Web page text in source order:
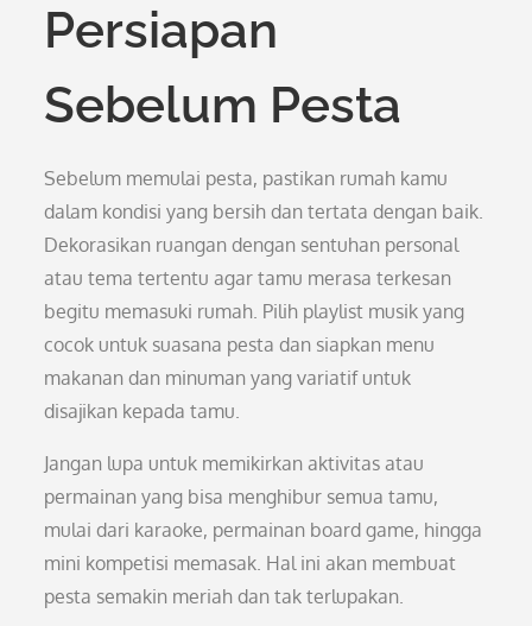
Persiapan
Sebelum Pesta
Sebelum memulai pesta, pastikan rumah kamu
dalam kondisi yang bersih dan tertata dengan baik.
Dekorasikan ruangan dengan sentuhan personal
atau tema tertentu agar tamu merasa terkesan
begitu memasuki rumah. Pilih playlist musik yang
cocok untuk suasana pesta dan siapkan menu
makanan dan minuman yang variatif untuk
disajikan kepada tamu.
Jangan lupa untuk memikirkan aktivitas atau
permainan yang bisa menghibur semua tamu,
mulai dari karaoke, permainan board game, hingga
mini kompetisi memasak. Hal ini akan membuat
pesta semakin meriah dan tak terlupakan.